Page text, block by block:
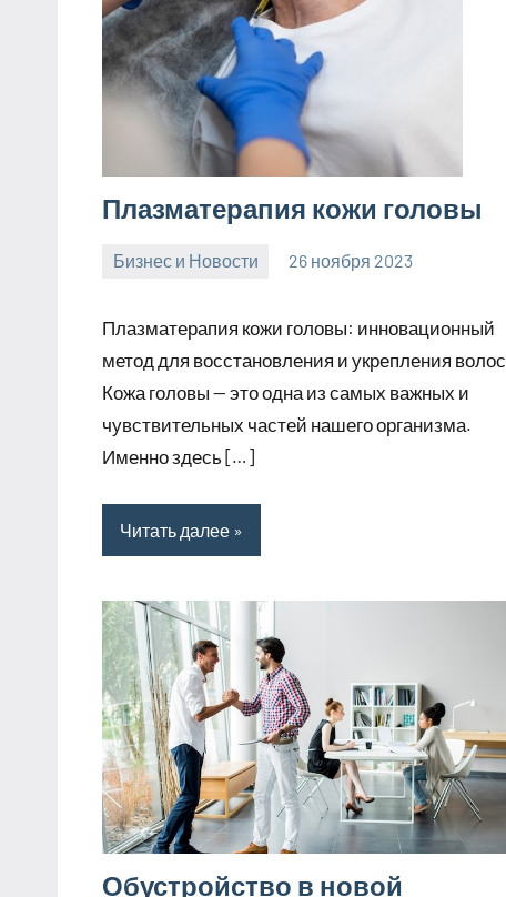
Плазматерапия кожи головы
Бизнес и Новости 26 ноября 2023
Плазматерапия кожи головы: инновационный
метод для восстановления и укрепления волос
Кожа головы — это одна из самых важных и
чувствительных частей нашего организма.
Именно здесь […]
Читать далее
Обустройство в новой